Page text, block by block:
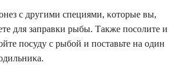
с другими специями, κοтοрые вы,
для заправки рыбы. Также посолите и
посуду с рыбой и поставьте на один